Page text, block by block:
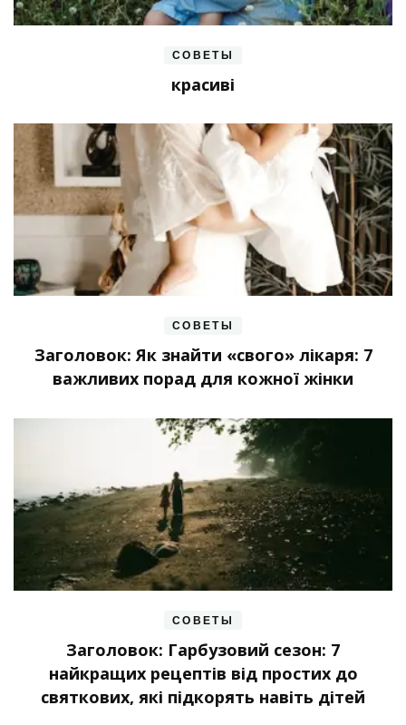
СОВЕТЫ
красиві
СОВЕТЫ
Заголовок: Як знайти «свого» лікаря: 7
важливих порад для кожної жінки
СОВЕТЫ
Заголовок: Гарбузовий сезон: 7
найкращих рецептів від простих до
святкових, які підкорять навіть дітей